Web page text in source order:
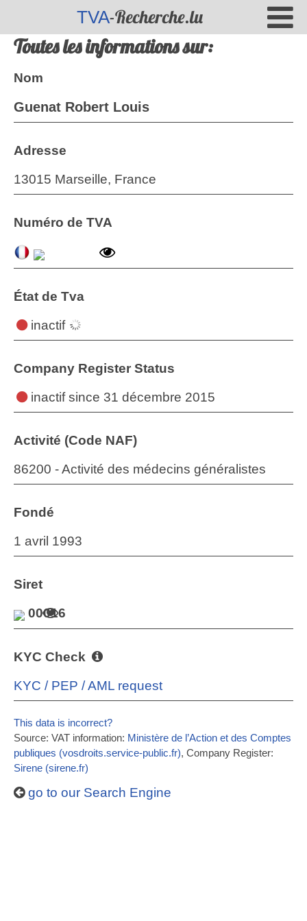
TVA-Recherche.lu
Toutes les informations sur:
Nom
Guenat Robert Louis
Adresse
13015 Marseille, France
Numéro de TVA
État de Tva
inactif
Company Register Status
inactifsince 31 décembre 2015
Activité (Code NAF)
86200 - Activité des médecins généralistes
Fondé
1 avril 1993
Siret
00016
KYC Check
KYC / PEP / AML request
This data is incorrect?
Source: VAT information: Ministère de l’Action et des Comptes
publiques (vosdroits.service-public.fr), Company Register:
Sirene (sirene.fr)
go to our Search Engine